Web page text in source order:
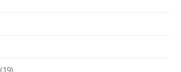
(19)